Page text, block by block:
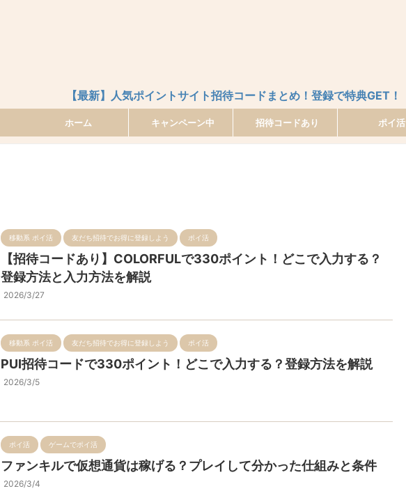
【最新】人気ポイントサイト招待コードまとめ！登録で特典GET！
ホーム キャンペーン中 招待コードあり ポイ活
移動系 ポイ活 友だち招待でお得に登録しよう ポイ活
【招待コードあり】COLORFULで330ポイント！どこで入力する？
登録方法と入力方法を解説
2026/3/27
移動系 ポイ活 友だち招待でお得に登録しよう ポイ活
PUI招待コードで330ポイント！どこで入力する？登録方法を解説
2026/3/5
ポイ活 ゲームでポイ活
ファンキルで仮想通貨は稼げる？プレイして分かった仕組みと条件
2026/3/4